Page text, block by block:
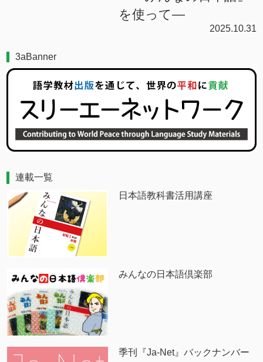
を使って―
2025.10.31
3aBanner
連載一覧
日本語教科書活用講座
みんなの日本語倶楽部
季刊『Ja-Net』バックナンバー